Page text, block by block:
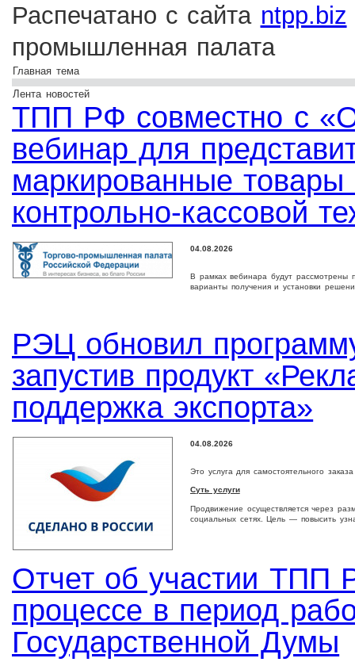
Распечатано с сайта ntpp.biz
промышленная палата
Главная тема
Лента новостей
ТПП РФ совместно с
вебинар для
маркированные товары
контрольно-кассовой
04.08.2026
В рамках вебинара будут рассмотрены
варианты получения и установки
РЭЦ обновил
запустив продукт
поддержка экспорта»
04.08.2026
Это услуга для самостоятельного
Суть услуги
Продвижение осуществляется через
социальных сетях. Цель — повысить
Отчет об участии ТПП
процессе в период
Государственной Думы